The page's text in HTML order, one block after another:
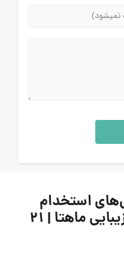
استخدام
مجموعه کلینیک های زیبایی ماهتا | ۲۱